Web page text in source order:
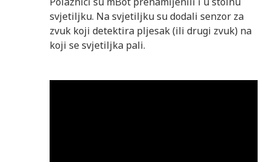
svjetiljku. Na svjetiljku su dodali senzor za
zvuk koji detektira pljesak (ili drugi zvuk) na
koji se svjetiljka pali.